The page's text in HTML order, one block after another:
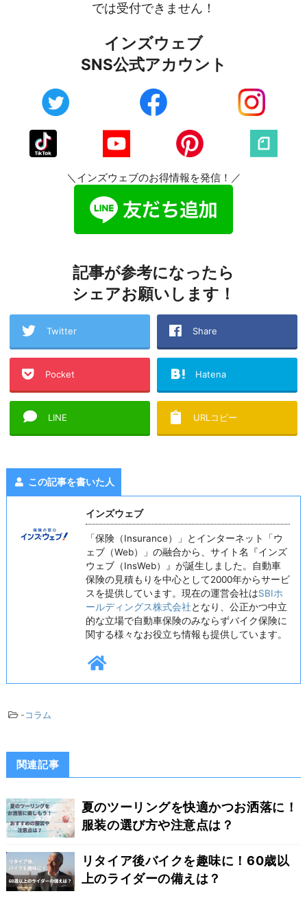
では受付できません！
インズウェブ
SNS公式アカウント
＼インズウェブのお得情報を発信！／
記事が参考になったら
シェアお願いします！
Twitter Share
Pocket Hatena
LINE URLコピー
この記事を書いた人
インズウェブ
「保険（Insurance）」とインターネット「ウ
ェブ（Web）」の融合から、サイト名『インズ
ウェブ（InsWeb）』が誕生しました。自動車
保険の見積もりを中心として2000年からサービ
スを提供しています。現在の運営会社はSBIホ
ールディングス株式会社となり、公正かつ中立
的な立場で自動車保険のみならずバイク保険に
関する様々なお役立ち情報も提供しています。
-コラム
関連記事
夏のツーリングを快適かつお洒落に！
服装の選び方や注意点は？
リタイア後バイクを趣味に！60歳以
上のライダーの備えは？